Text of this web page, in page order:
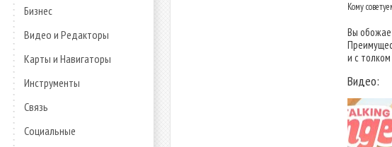
Бизнес
Видео и Редакторы
Карты и Навигаторы
Инструменты
Связь
Социальные
Кому
Вы
и с
Видео: